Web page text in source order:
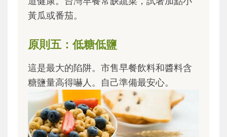
黃瓜或番茄。
原則五：低糖低鹽
這是最大的陷阱。市售早餐飲料和醬料含
糖鹽量高得嚇人。自己準備最安心。